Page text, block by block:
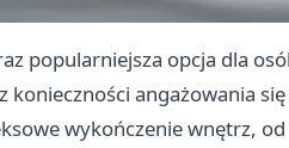
popularniejsza opcja dla
konieczności angażowania
wykończenie wnętrz,